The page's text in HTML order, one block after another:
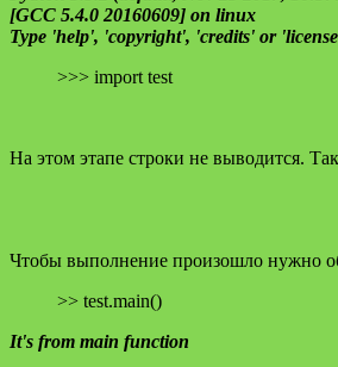
[GCC 5.4.0 20160609] on linux
Type 'help', 'copyright', 'credits' or
>>> import test
На этом этапе строки не выводится.
Чтобы выполнение произошло нужно
>> test.main()
It's from main function